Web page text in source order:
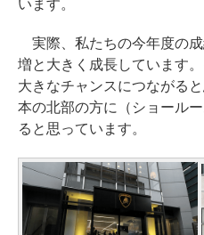
います。
実際、私たちの今年度の
増と大きく成長しています
大きなチャンスにつながる
本の北部の方に（ショール
ると思っています。